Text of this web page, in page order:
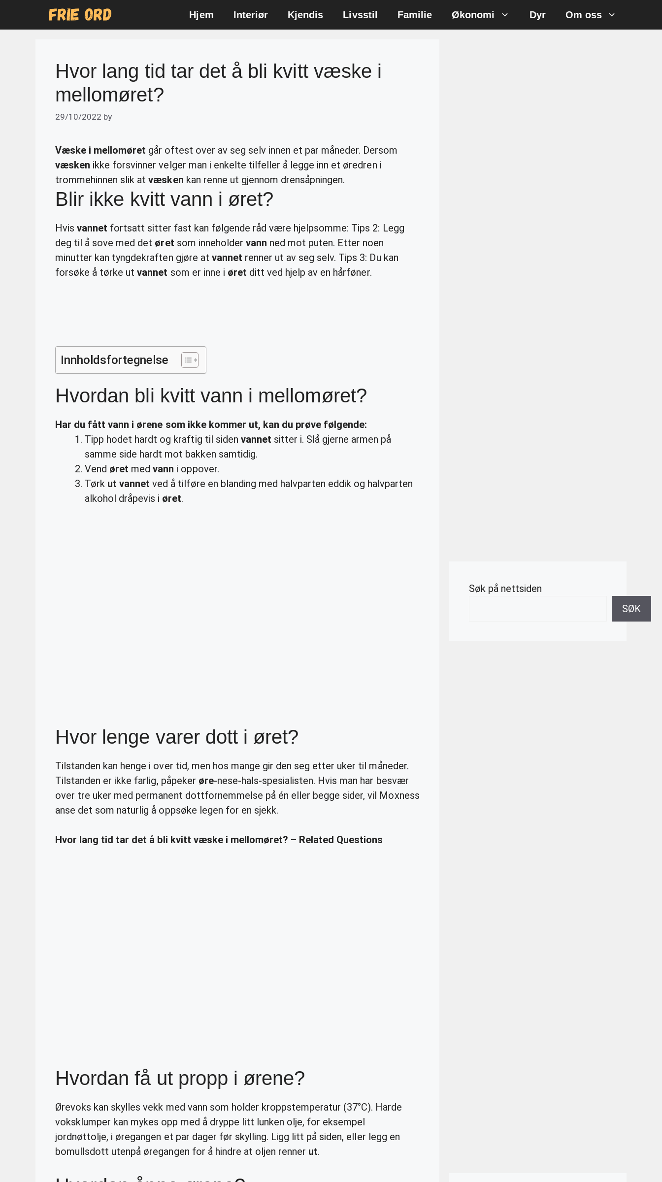
Hjem Interiør Kjendis Livsstil Familie Økonomi Dyr Om oss
Hvor lang tid tar det å bli kvitt væske i
mellomøret?
29/10/2022 by
Væske i mellomøret går oftest over av seg selv innen et par måneder. Dersom
væsken ikke forsvinner velger man i enkelte tilfeller å legge inn et øredren i
trommehinnen slik atvæsken kan renne ut gjennom drensåpningen.
Blir ikke kvitt vann i øret?
Hvisvannet fortsatt sitter fast kan følgende råd være hjelpsomme: Tips 2: Legg
deg til å sove med det øret som inneholder vann ned mot puten. Etter noen
minutter kan tyngdekraften gjøre at vannet renner ut av seg selv. Tips 3: Du kan
forsøke å tørke utvannet som er inne i øret ditt ved hjelp av en hårføner.
Innholdsfortegnelse
Hvordan bli kvitt vann i mellomøret?
Har du fåttvann i ørene som ikke kommer ut, kan du prøve følgende:
Tipp hodet hardt og kraftig til siden vannet sitter i. Slå gjerne armen på
samme side hardt mot bakken samtidig.
Vend øret medvann i oppover.
Tørk ut vannet ved å tilføre en blanding med halvparten eddik og halvparten
alkohol dråpevis i øret.
Hvor lenge varer dott i øret?
Tilstanden kan henge i over tid, men hos mange gir den seg etter uker til måneder.
Tilstanden er ikke farlig, påpeker øre-nese-hals-spesialisten. Hvis man har besvær
over tre uker med permanent dottfornemmelse på én eller begge sider, vil Moxness
anse det som naturlig å oppsøke legen for en sjekk.
Hvor lang tid tar det å bli kvitt væske i mellomøret? – Related Questions
Hvordan få ut propp i ørene?
Ørevoks kan skylles vekk med vann som holder kroppstemperatur (37°C). Harde
voksklumper kan mykes opp med å dryppe litt lunken olje, for eksempel
jordnøttolje, i øregangen et par dager før skylling. Ligg litt på siden, eller legg en
bomullsdott utenpå øregangen for å hindre at oljen renner ut.
Søk på nettsiden
SØK